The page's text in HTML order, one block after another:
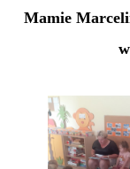
Mamie